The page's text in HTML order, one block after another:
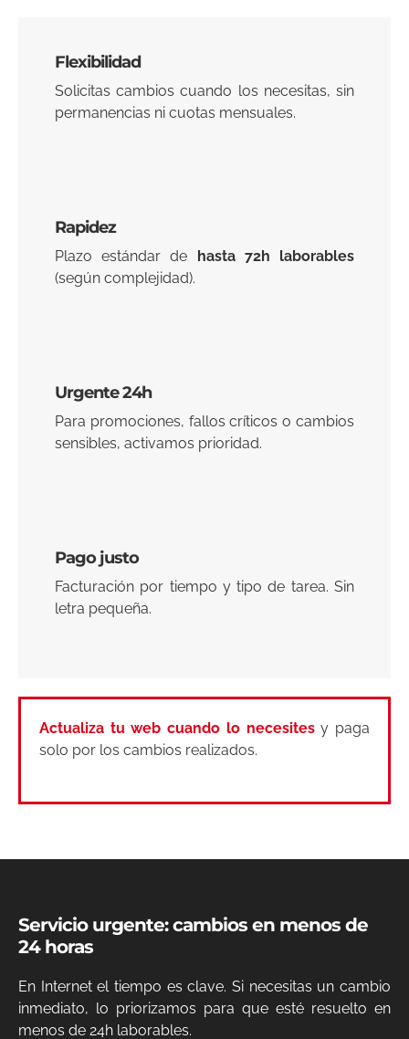
Flexibilidad
Solicitas cambios cuando los necesitas, sin
permanencias ni cuotas mensuales.
Rapidez
Plazo estándar de hasta 72h laborables
(según complejidad).
Urgente 24h
Para promociones, fallos críticos o cambios
sensibles, activamos prioridad.
Pago justo
Facturación por tiempo y tipo de tarea. Sin
letra pequeña.
Actualiza tu web cuando lo necesitesy paga
solo por los cambios realizados.
Servicio urgente: cambios en menos de
24 horas
En Internet el tiempo es clave. Si necesitas un cambio
inmediato, lo priorizamos para que esté resuelto en
menos de 24h laborables.